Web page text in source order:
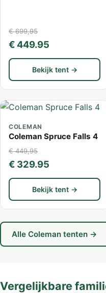
€ 699,95
€ 449.95
Bekijk tent →
COLEMAN
Coleman Spruce Falls 4
€ 449,95
€ 329.95
Bekijk tent →
Alle Coleman tenten →
Vergelijkbare